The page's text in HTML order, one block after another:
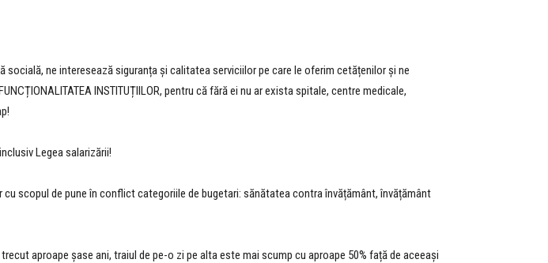
ne interesează siguranța și calitatea serviciilor pe care le oferim cetățenilor și ne
INSTITUȚIILOR, pentru că fără ei nu ar exista spitale, centre medicale,
Legea salarizării!
scopul de pune în conflict categoriile de bugetari: sănătatea contra învățământ, învățământ
aproape șase ani, traiul de pe-o zi pe alta este mai scump cu aproape 50% față de aceeași